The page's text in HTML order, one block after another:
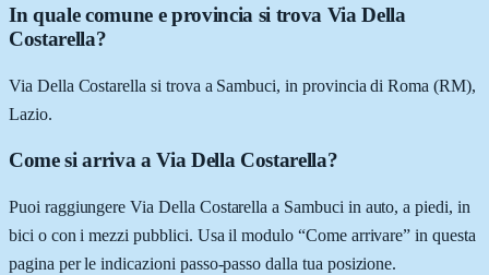
In quale comune e provincia si trova Via Della
Costarella?
Via Della Costarella si trova a Sambuci, in provincia di Roma (RM),
Lazio.
Come si arriva a Via Della Costarella?
Puoi raggiungere Via Della Costarella a Sambuci in auto, a piedi, in
bici o con i mezzi pubblici. Usa il modulo “Come arrivare” in questa
pagina per le indicazioni passo-passo dalla tua posizione.